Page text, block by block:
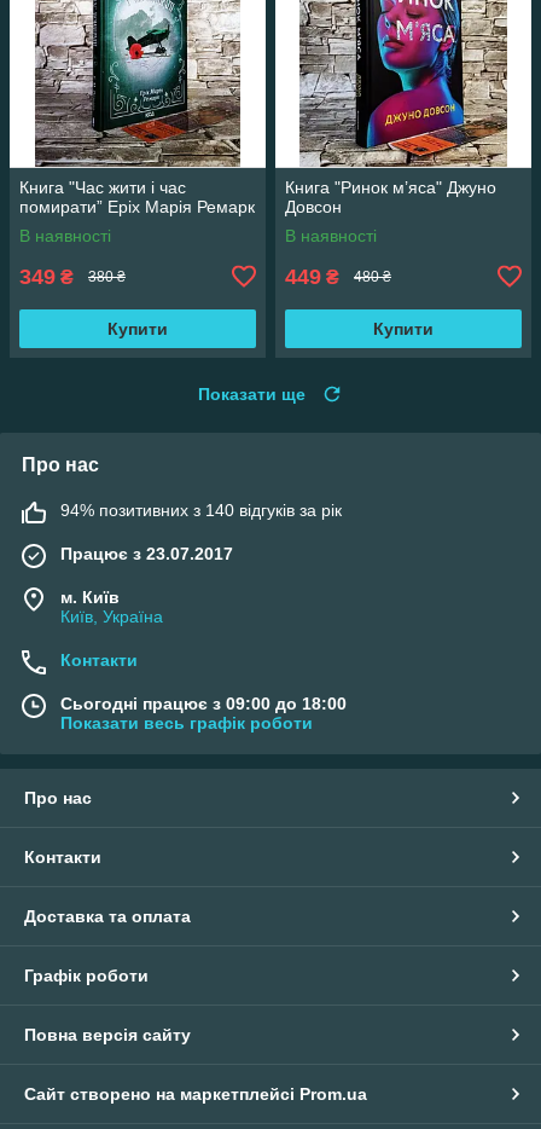
Книга "Час жити і час
помирати” Еріх Марія Ремарк
В наявності
349 ₴ 380 ₴
Купити
Книга "Ринок м’яса" Джуно
Довсон
В наявності
449 ₴ 480 ₴
Купити
Показати ще
Про нас
94% позитивних з 140 відгуків за рік
Працює з 23.07.2017
м. Київ
Київ, Україна
Контакти
Сьогодні працює з 09:00 до 18:00
Показати весь графік роботи
Про нас
Контакти
Доставка та оплата
Графік роботи
Повна версія сайту
Сайт створено на маркетплейсі Prom.ua